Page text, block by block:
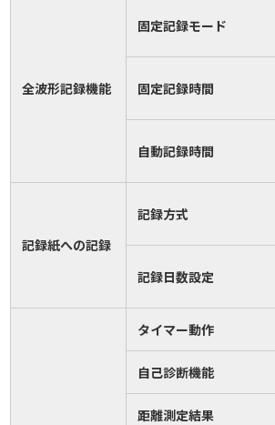
全波形記録機能
固定記録モード
固定記録時間
自動記録時間
記録紙への記録
記録方式
記録日数設定
タイマー動作
自己診断機能
距離測定結果